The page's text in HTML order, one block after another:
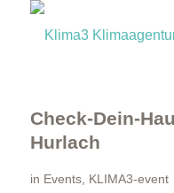
Check-Dein-
Hurlach
in Events, KLIMA3-event